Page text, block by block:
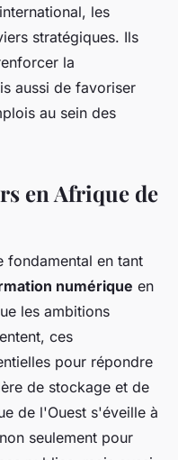
les
stratégiques. Ils
la
aussi de favoriser
au sein des
en Afrique de
fondamental en tant
numérique en
les ambitions
ces
pour répondre
de stockage et de
de l'Ouest s'éveille à
seulement pour